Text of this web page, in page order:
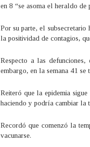
en 8 “se asoma el heraldo de
Por su parte, el subsecretario
la positividad de contagios,
Respecto a las
embargo, en la semana 41
Reiteró que la epidemia
haciendo y podría cambiar la
Recordó que comenzó la
vacunarse.